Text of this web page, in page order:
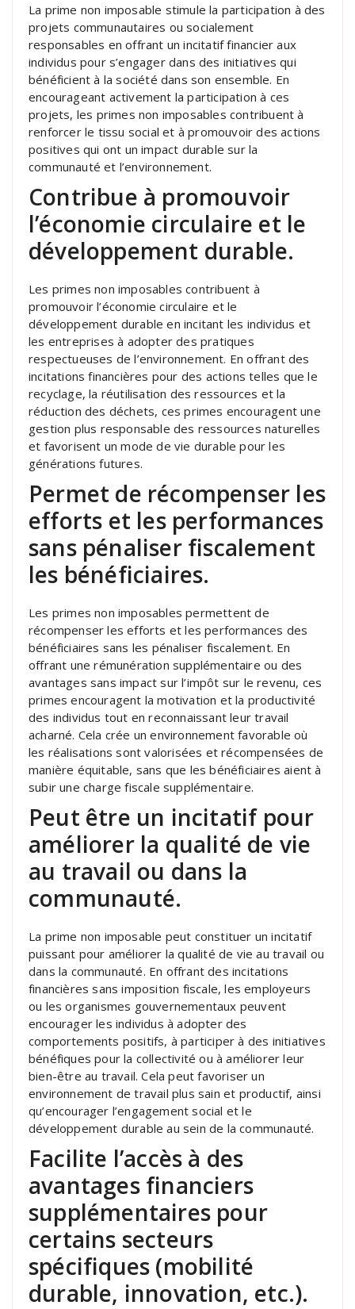
La prime non imposable stimule la participation à des
projets communautaires ou socialement
responsables en offrant un incitatif financier aux
individus pour s’engager dans des initiatives qui
bénéficient à la société dans son ensemble. En
encourageant activement la participation à ces
projets, les primes non imposables contribuent à
renforcer le tissu social et à promouvoir des actions
positives qui ont un impact durable sur la
communauté et l’environnement.
Contribue à promouvoir
l’économie circulaire et le
développement durable.
Les primes non imposables contribuent à
promouvoir l’économie circulaire et le
développement durable en incitant les individus et
les entreprises à adopter des pratiques
respectueuses de l’environnement. En offrant des
incitations financières pour des actions telles que le
recyclage, la réutilisation des ressources et la
réduction des déchets, ces primes encouragent une
gestion plus responsable des ressources naturelles
et favorisent un mode de vie durable pour les
générations futures.
Permet de récompenser les
efforts et les performances
sans pénaliser fiscalement
les bénéficiaires.
Les primes non imposables permettent de
récompenser les efforts et les performances des
bénéficiaires sans les pénaliser fiscalement. En
offrant une rémunération supplémentaire ou des
avantages sans impact sur l’impôt sur le revenu, ces
primes encouragent la motivation et la productivité
des individus tout en reconnaissant leur travail
acharné. Cela crée un environnement favorable où
les réalisations sont valorisées et récompensées de
manière équitable, sans que les bénéficiaires aient à
subir une charge fiscale supplémentaire.
Peut être un incitatif pour
améliorer la qualité de vie
au travail ou dans la
communauté.
La prime non imposable peut constituer un incitatif
puissant pour améliorer la qualité de vie au travail ou
dans la communauté. En offrant des incitations
financières sans imposition fiscale, les employeurs
ou les organismes gouvernementaux peuvent
encourager les individus à adopter des
comportements positifs, à participer à des initiatives
bénéfiques pour la collectivité ou à améliorer leur
bien-être au travail. Cela peut favoriser un
environnement de travail plus sain et productif, ainsi
qu’encourager l’engagement social et le
développement durable au sein de la communauté.
Facilite l’accès à des
avantages financiers
supplémentaires pour
certains secteurs
spécifiques (mobilité
durable, innovation, etc.).